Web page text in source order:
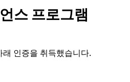
스 프로그램
인증을 취득했습니다.